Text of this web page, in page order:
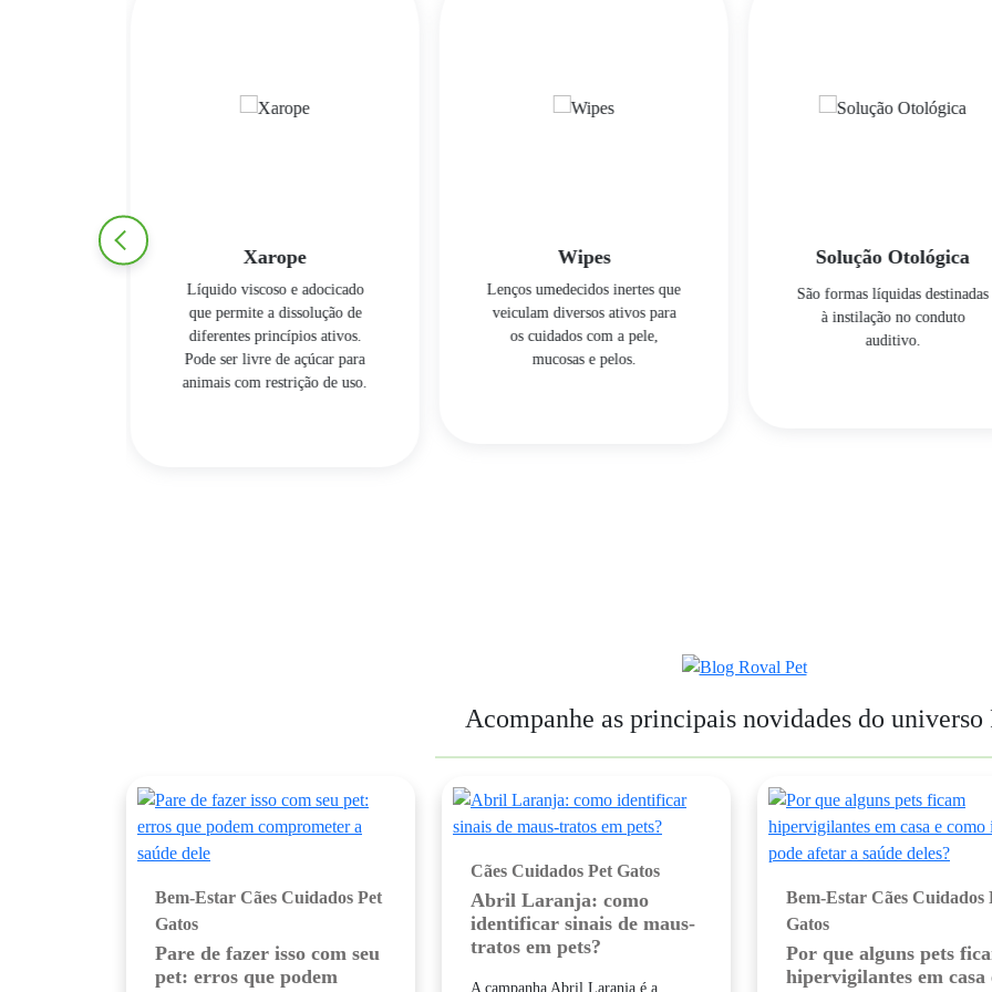
Wipes
Lenços umedecidos inertes que
veiculam diversos ativos para
os cuidados com a pele,
mucosas e pelos.
Solução Otológica
São formas líquidas destinadas
à instilação no conduto
auditivo.
Shampoo
Forma farmacêutica
dermatológica utilizada para
limpeza do animal. Podem
Acompanhe as principais novidades do universo
Bem-Estar Cães Cuidados Pet
Gatos
Pare de fazer isso com seu
pet: erros que podem
Cães Cuidados Pet Gatos
Abril Laranja: como
identificar sinais de maus-
tratos em pets?
A campanha Abril Laranja é a
Bem-Estar Cães Cuidados
Gatos
Por que alguns pets
hipervigilantes em casa